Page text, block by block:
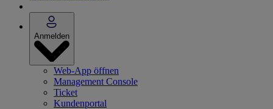
Anmelden
Web-App öffnen
Management Console
Ticket
Kundenportal